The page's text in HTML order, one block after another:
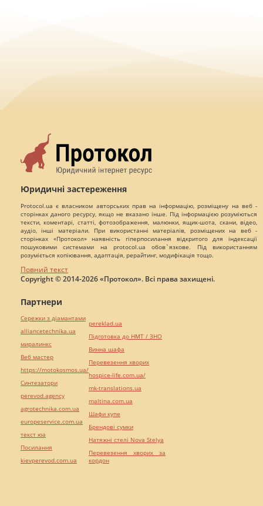
Юридичні застереження
Protocol.ua є власником авторських прав на інформацію, розміщену на веб -
сторінках даного ресурсу, якщо не вказано інше. Під інформацією розуміються
тексти, коментарі, статті, фотозображення, малюнки, ящик-шота, скани, відео,
аудіо, інші матеріали. При використанні матеріалів, розміщених на веб -
сторінках «Протокол» наявність гіперпосилання відкритого для індексації
пошуковими системами на protocol.ua обов`язкове. Під використанням
розуміється копіювання, адаптація, рерайтинг, модифікація тощо.
Повний текст
Copyright © 2014-2026 «Протокол». Всі права захищені.
Партнери
Сережки з діамантами
alliancetechnika.ua
миралинкс
Веб мастер
https://motokosmos.ua/
Синтезатори
perevod.agency
agrotechnika.com.ua
europeservice.com.ua
текст юа
Посилання
kievperevod.com.ua
pereklad.ua
Підготовка до НМТ / ЗНО
Винна шафа
Перевезення хворих
hospice-life.com.ua/
mk-translations.ua
maltina.com.ua
Шафи купе
Брендові сумки
Натяжні стелі Nova Stelya
Перевезення хворих за
кордон